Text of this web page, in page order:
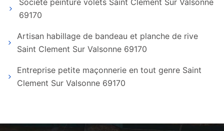
Société peinture volets Saint Clement Sur Valsonne
69170
Artisan habillage de bandeau et planche de rive
Saint Clement Sur Valsonne 69170
Entreprise petite maçonnerie en tout genre Saint
Clement Sur Valsonne 69170